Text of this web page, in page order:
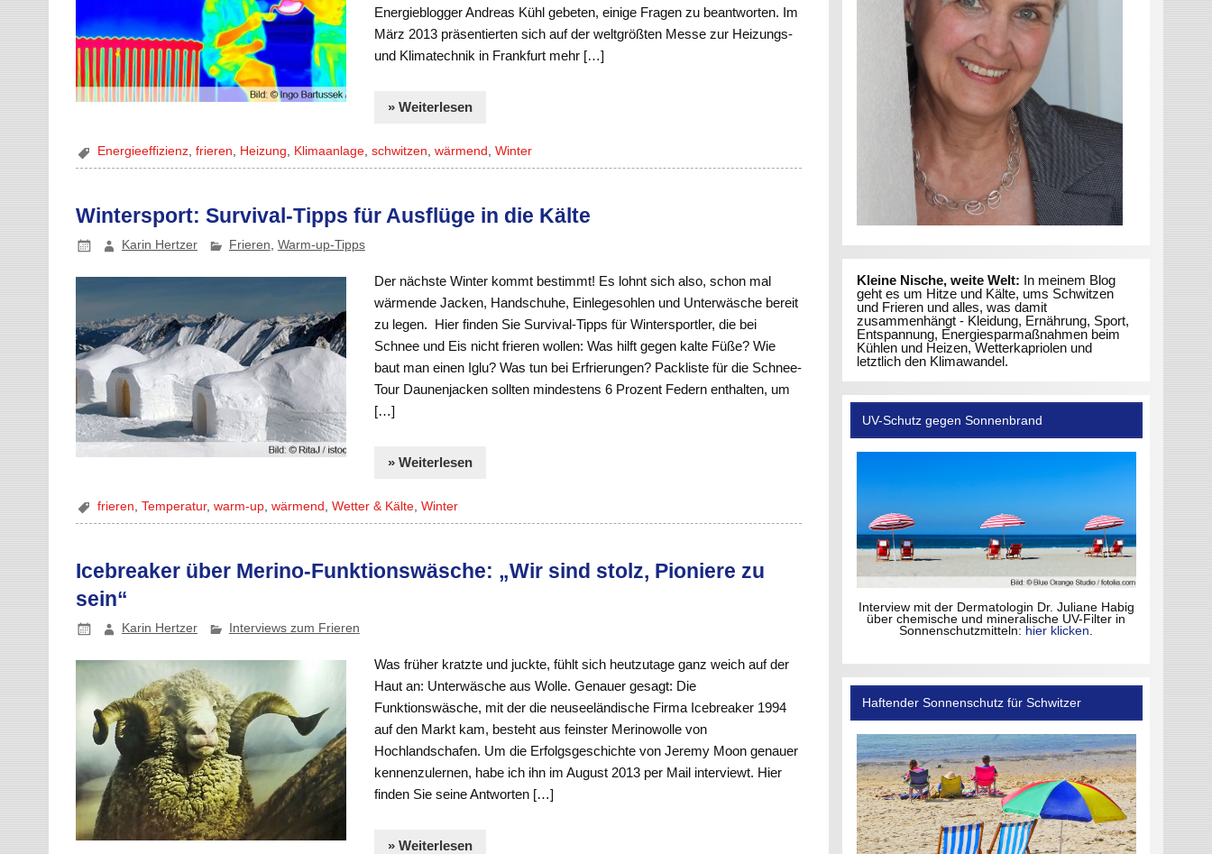
Energieblogger Andreas Kühl gebeten, einige Fragen zu beantworten. Im
März 2013 präsentierten sich auf der weltgrößten Messe zur Heizungs-
und Klimatechnik in Frankfurt mehr […]
» Weiterlesen
Energieeffizienz,frieren, Heizung, Klimaanlage,schwitzen,wärmend ,Winter
Wintersport: Survival-Tipps für Ausflüge in die Kälte
Karin Hertzer Frieren, Warm-up-Tipps
Der nächste Winter kommt bestimmt! Es lohnt sich also, schon mal
wärmende Jacken, Handschuhe, Einlegesohlen und Unterwäsche bereit
zu legen. Hier finden Sie Survival-Tipps für Wintersportler, die bei
Schnee und Eis nicht frieren wollen: Was hilft gegen kalte Füße? Wie
baut man einen Iglu? Was tun bei Erfrierungen? Packliste für die Schnee-
Tour Daunenjacken sollten mindestens 6 Prozent Federn enthalten, um
[…]
» Weiterlesen
frieren,Temperatur,warm-up,wärmend ,Wetter & Kälte,Winter
Icebreaker über Merino-Funktionswäsche: „Wir sind stolz, Pioniere zu
sein“
Karin Hertzer Interviews zum Frieren
Was früher kratzte und juckte, fühlt sich heutzutage ganz weich auf der
Haut an: Unterwäsche aus Wolle. Genauer gesagt: Die
Funktionswäsche, mit der die neuseeländische Firma Icebreaker 1994
auf den Markt kam, besteht aus feinster Merinowolle von
Hochlandschafen. Um die Erfolgsgeschichte von Jeremy Moon genauer
kennenzulernen, habe ich ihn im August 2013 per Mail interviewt. Hier
finden Sie seine Antworten […]
» Weiterlesen
Kleine Nische, weite Welt: In meinem Blog
geht es um Hitze und Kälte, ums Schwitzen
und Frieren und alles, was damit
zusammenhängt - Kleidung, Ernährung, Sport,
Entspannung, Energiesparmaßnahmen beim
Kühlen und Heizen, Wetterkapriolen und
letztlich den Klimawandel.
UV-Schutz gegen Sonnenbrand
Interview mit der Dermatologin Dr. Juliane Habig
über chemische und mineralische UV-Filter in
Sonnenschutzmitteln: hier klicken
Haftender Sonnenschutz für Schwitzer